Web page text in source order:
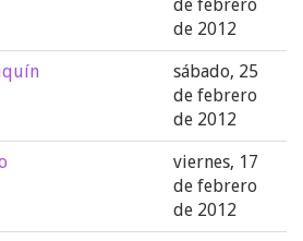
de febrero
de 2012
sábado, 25
de febrero
de 2012
viernes, 17
de febrero
de 2012